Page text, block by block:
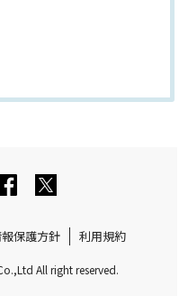
保護方針 利用規約
All right reserved.